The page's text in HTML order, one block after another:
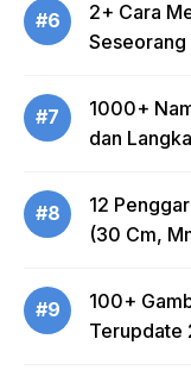
#6
2+ Cara
Seseorang
#7
1000+
dan Langka
#8
12
(30 Cm,
#9
100+
Terupdate